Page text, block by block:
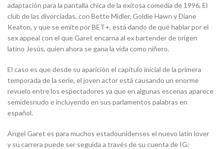
adaptación para la pantalla chica de la exitosa comedia de 1996, El
club de las divorciadas, con Bette Midler, Goldie Hawn y Diane
Keaton, y que se emite por BET+, está dando de qué hablar por el
sex appeal con el que Garet encarna al ex bartender de origen
latino Jesús, quien ahora se gana la vida como niñero.
El caso es que desde su aparición el capítulo inicial de la primera
temporada de la serie, el joven actor está causando un enorme
revuelo entre los espectadores ya que en algunas escenas aparece
semidesnudo e incluyendo en sus parlamentos palabras en
español.
Angel Garet es para muchos estadounidenses el nuevo latin lover
y su carrera puede ser seguida a través de su cuenta de IG: